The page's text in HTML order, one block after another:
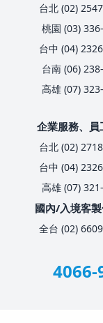
台北 (02)
桃園 (03)
台中 (04)
台南 (06)
高雄 (07)
企業服務、員
台北 (02)
台中 (04)
高雄 (07)
國內/入境客
全台 (02)
4066-